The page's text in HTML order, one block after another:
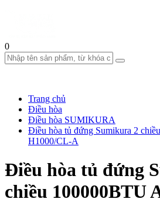
0
Trang chủ
Điều hòa
Điều hòa SUMIKURA
Điều hòa tủ đứng Sumikura 2
H1000/CL-A
Điều hòa tủ đứng
chiều 100000BTU